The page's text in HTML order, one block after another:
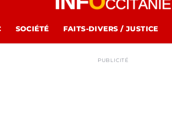
SOCIÉTÉ FAITS-DIVERS / JUSTICE
PUBLICITÉ